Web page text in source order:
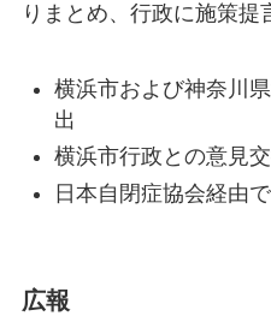
りまとめ、行政に施策提
横浜市および神奈川
出
横浜市行政との意見
日本自閉症協会経由
広報